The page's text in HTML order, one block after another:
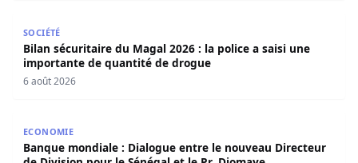
SOCIÉTÉ
Bilan sécuritaire du Magal 2026 : la police a saisi une
importante de quantité de drogue
6 août 2026
ECONOMIE
Banque mondiale : Dialogue entre le nouveau Directeur